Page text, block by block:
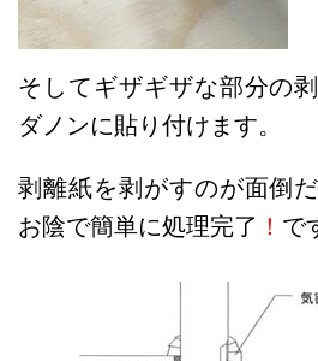
そしてギザギザな部分の
ダノンに貼り付けます。
剥離紙を剥がすのが面倒
お陰で簡単に処理完了 ！ で